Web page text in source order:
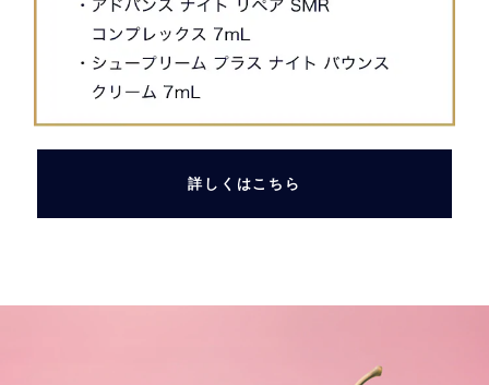
詳しくはこちら